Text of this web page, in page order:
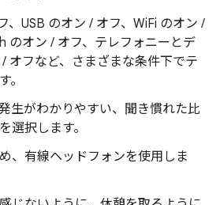
、USB のオン / オフ、WiFi のオン /
のオン / オフ、テレフォニーとデ
オフなど、さまざまな条件下でテ
。
生がわかりやすい、聞き慣れた比
選択します。
、有線ヘッドフォンを使用しま